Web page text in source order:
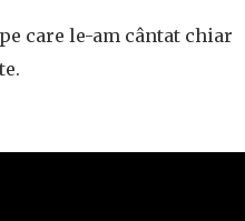
care le-am cântat chiar